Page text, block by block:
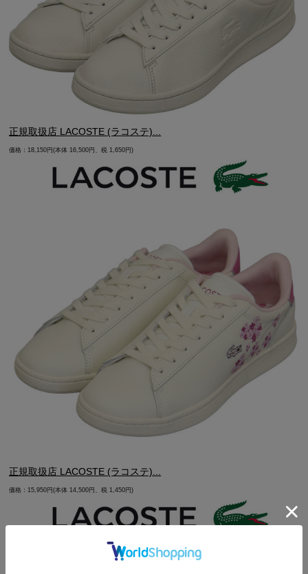
正規取扱店 LACOSTE (ラコステ)...
価格：18,150円(本体 16,500円、税 1,650円)
正規取扱店 LACOSTE (ラコステ)...
価格：15,950円(本体 14,500円、税 1,450円)